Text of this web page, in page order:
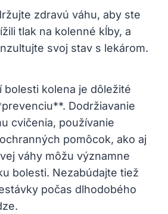
zdravú váhu, aby ste
tlak na kolenné kĺby, a
svoj stav s lekárom.
bolesti kolena je dôležité
Dodržiavanie
cvičenia, používanie
pomôcok, ako aj
váhy môžu významne
bolesti. Nezabúdajte tiež
počas dlhodobého